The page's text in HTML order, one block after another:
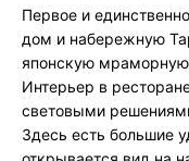
Первое и
дом и набережную
японскую
Интерьер в
световыми
Здесь есть большие